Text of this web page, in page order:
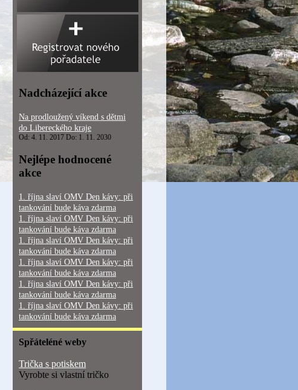
Nadcházející akce
Na prodloužený víkend s dětmi
do Libereckého kraje
Od: 4. 11. 2017 Do: 1. 11. 2030
Nejlépe hodnocené
akce
1. října slaví OMV Den kávy: při
tankování bude káva zdarma
1. října slaví OMV Den kávy: při
tankování bude káva zdarma
1. října slaví OMV Den kávy: při
tankování bude káva zdarma
1. října slaví OMV Den kávy: při
tankování bude káva zdarma
1. října slaví OMV Den kávy: při
tankování bude káva zdarma
1. října slaví OMV Den kávy: při
tankování bude káva zdarma
Spřáteléné weby
Trička s potiskem
Vyrobte si vlastní tričko